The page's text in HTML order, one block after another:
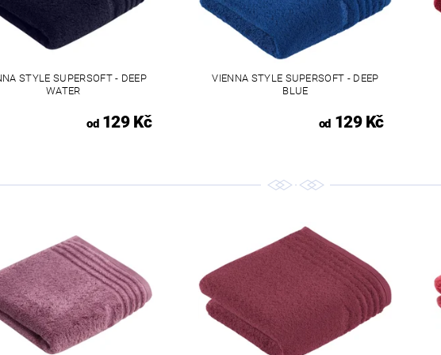
STYLE SUPERSOFT - DEEP
WATER
od129 Kč
VIENNA STYLE SUPERSOFT - DEEP
BLUE
od 129 Kč